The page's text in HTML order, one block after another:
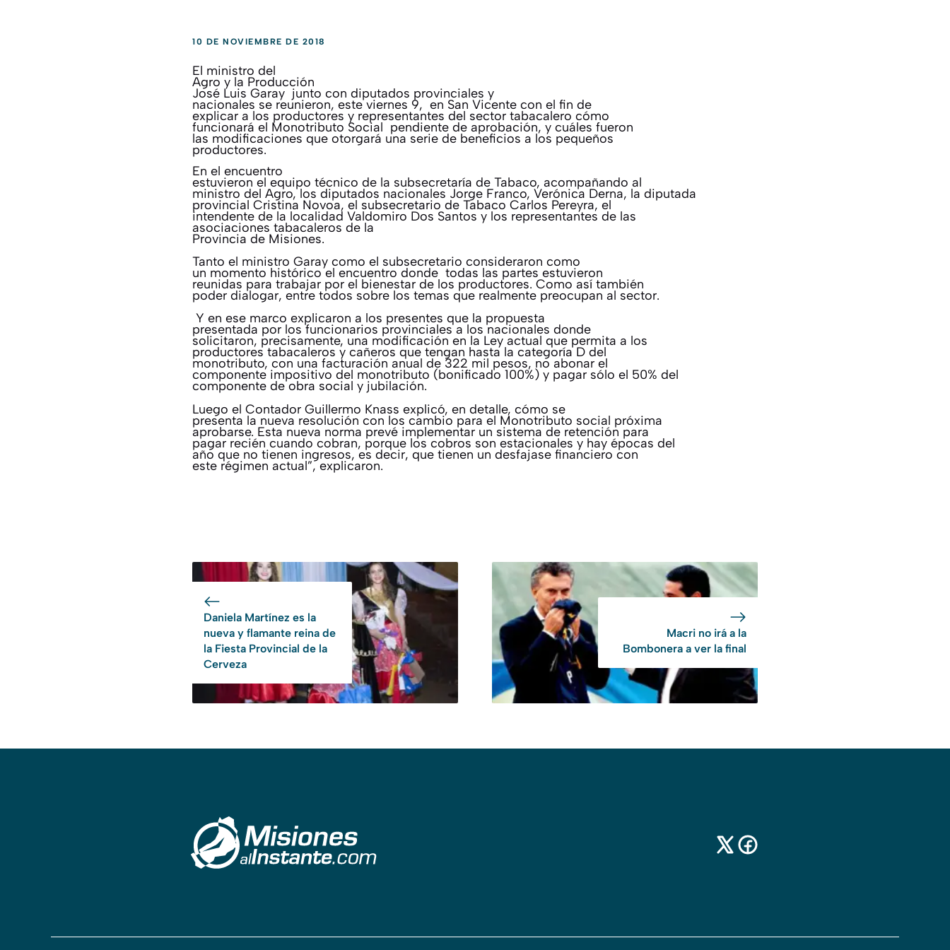
10 DE NOVIEMBRE DE 2018
El ministro del
Agro y la Producción
José Luis Garay junto con diputados provinciales y
nacionales se reunieron, este viernes 9, en San Vicente con el fin de
explicar a los productores y representantes del sector tabacalero cómo
funcionará el Monotributo Social pendiente de aprobación, y cuáles fueron
las modificaciones que otorgará una serie de beneficios a los pequeños
productores.
En el encuentro
estuvieron el equipo técnico de la subsecretaría de Tabaco, acompañando al
ministro del Agro, los diputados nacionales Jorge Franco, Verónica Derna, la diputada
provincial Cristina Novoa, el subsecretario de Tabaco Carlos Pereyra, el
intendente de la localidad Valdomiro Dos Santos y los representantes de las
asociaciones tabacaleros de la
Provincia de Misiones.
Tanto el ministro Garay como el subsecretario consideraron como
un momento histórico el encuentro donde todas las partes estuvieron
reunidas para trabajar por el bienestar de los productores. Como así también
poder dialogar, entre todos sobre los temas que realmente preocupan al sector.
Y en ese marco explicaron a los presentes que la propuesta
presentada por los funcionarios provinciales a los nacionales donde
solicitaron, precisamente, una modificación en la Ley actual que permita a los
productores tabacaleros y cañeros que tengan hasta la categoría D del
monotributo, con una facturación anual de 322 mil pesos, no abonar el
componente impositivo del monotributo (bonificado 100%) y pagar sólo el 50% del
componente de obra social y jubilación.
Luego el Contador Guillermo Knass explicó, en detalle, cómo se
presenta la nueva resolución con los cambio para el Monotributo social próxima
aprobarse. Esta nueva norma prevé implementar un sistema de retención para
pagar recién cuando cobran, porque los cobros son estacionales y hay épocas del
año que no tienen ingresos, es decir, que tienen un desfajase financiero con
este régimen actual”, explicaron.
Daniela Martínez es la
nueva y flamante reina de
la Fiesta Provincial de la
Cerveza
Macri no irá a la
Bombonera a ver la final